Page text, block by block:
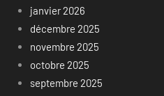
janvier 2026
décembre 2025
novembre 2025
octobre 2025
septembre 2025